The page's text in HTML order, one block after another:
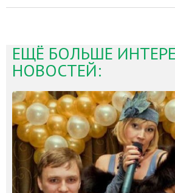
ЕЩЁ БОЛЬШЕ
НОВОСТЕЙ: